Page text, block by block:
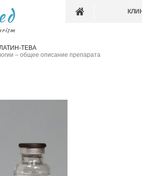
– общее описание препарата
ТЕВА